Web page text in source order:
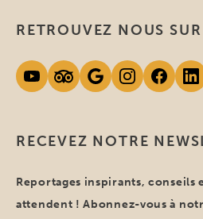
RECEVEZ NOTRE
Reportages inspirants, conseils
attendent ! Abonnez-vous à
RETROUVEZ NOUS SUR